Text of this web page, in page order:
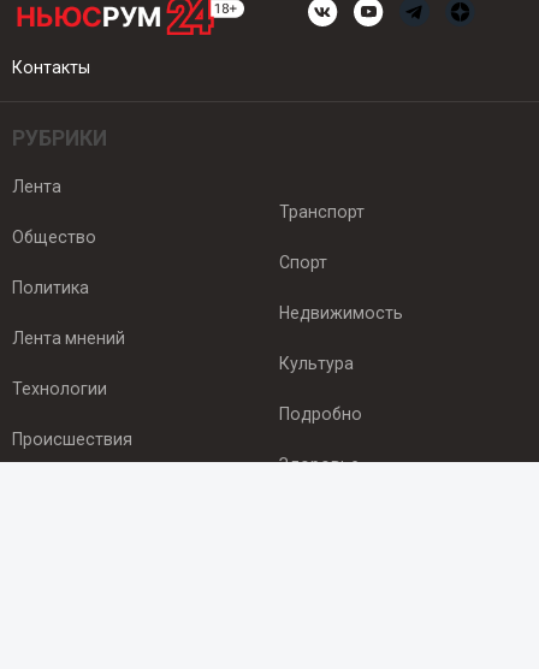
Контакты
РУБРИКИ
Лента
Общество
Политика
Лента мнений
Технологии
Происшествия
Транспорт
Спорт
Недвижимость
Культура
Подробно
Здоровье